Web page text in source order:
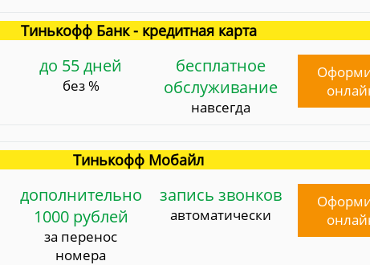
Тинькофф Банк - кредитная карта
до 55 дней
без %
бесплатное
обслуживание
навсегда
Тинькофф Мобайл
дополнительно
1000 рублей
за перенос
номера
запись звонков
автоматически